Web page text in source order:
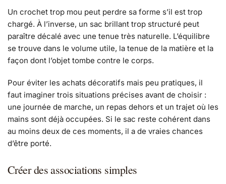
Un crochet trop mou peut perdre sa forme s’il est trop
chargé. À l’inverse, un sac brillant trop structuré peut
paraître décalé avec une tenue très naturelle. L’équilibre
se trouve dans le volume utile, la tenue de la matière et la
façon dont l’objet tombe contre le corps.
Pour éviter les achats décoratifs mais peu pratiques, il
faut imaginer trois situations précises avant de choisir :
une journée de marche, un repas dehors et un trajet où les
mains sont déjà occupées. Si le sac reste cohérent dans
au moins deux de ces moments, il a de vraies chances
d’être porté.
Créer des associations simples